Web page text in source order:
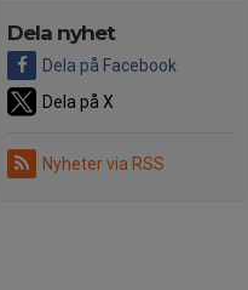
Dela nyhet
Dela på Facebook
Dela på X
Nyheter via RSS